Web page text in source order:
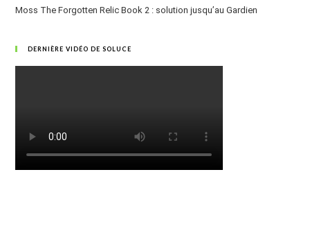
Moss The Forgotten Relic Book 2 : solution jusqu’au Gardien
DERNIÈRE VIDÉO DE SOLUCE